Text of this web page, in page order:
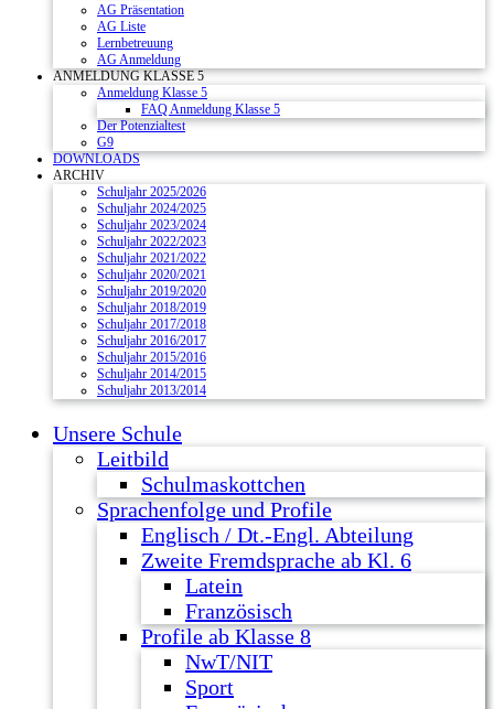
AG Präsentation
AG Liste
Lernbetreuung
AG Anmeldung
ANMELDUNG KLASSE 5
Anmeldung Klasse 5
FAQ Anmeldung Klasse 5
Der Potenzialtest
G9
DOWNLOADS
ARCHIV
Schuljahr 2025/2026
Schuljahr 2024/2025
Schuljahr 2023/2024
Schuljahr 2022/2023
Schuljahr 2021/2022
Schuljahr 2020/2021
Schuljahr 2019/2020
Schuljahr 2018/2019
Schuljahr 2017/2018
Schuljahr 2016/2017
Schuljahr 2015/2016
Schuljahr 2014/2015
Schuljahr 2013/2014
Unsere Schule
Leitbild
Schulmaskottchen
Sprachenfolge und Profile
Englisch / Dt.-Engl. Abteilung
Zweite Fremdsprache ab Kl. 6
Latein
Französisch
Profile ab Klasse 8
NwT/NIT
Sport